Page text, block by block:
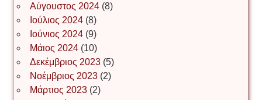
Νίκος Λυγερός
Іван Буртик
Αύγουστος 2024(8)
Ιούλιος 2024(8)
Ιούνιος 2024(9)
Μάιος 2024(10)
Δεκέμβριος 2023(5)
Νοέμβριος 2023(2)
Μάρτιος 2023(2)